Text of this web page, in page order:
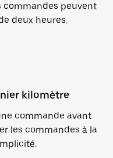
commandes peuvent
deux heures.
kilomètre
commande avant
les commandes à la